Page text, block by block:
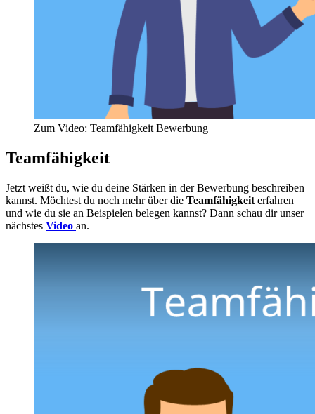
Zum Video: Teamfähigkeit Bewerbung
Teamfähigkeit
Jetzt weißt du, wie du deine Stärken in der Bewerbung beschreiben
kannst. Möchtest du noch mehr über die Teamfähigkeit erfahren
und wie du sie an Beispielen belegen kannst? Dann schau dir unser
nächstes Video an.